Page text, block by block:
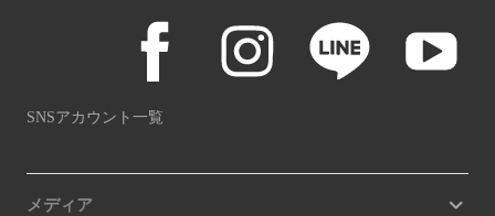
SNSアカウント一覧
メディア